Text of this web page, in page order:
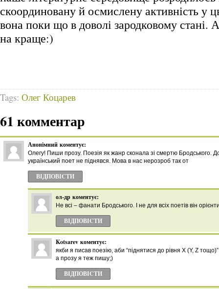
скоординовану й осмислену активність у
вона поки що в доволі зародковому стані.
на краще:)
Tags: Олег Коцарев
61 комментар
Анонімний коментує:
Олегу! Пиши прозу. Поезія як жанр сконала зі смертю Бродського.
український поет не піднявся. Мова в нас нерозроб так от
ВІДПОВІCТИ
ол-др коментує:
Не всі – фанати Бродського. І не для всіх поетів він
ВІДПОВІCТИ
Kotsarev коментує:
якби я писав поезію, аби “піднятися до рівня Х (Y, Z
а прозу я теж пишу;)
ВІДПОВІCТИ